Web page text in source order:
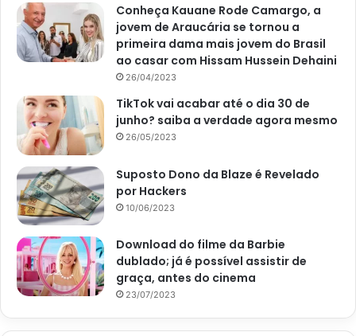
Conheça Kauane Rode Camargo, a
jovem de Araucária se tornou a
primeira dama mais jovem do Brasil
ao casar com Hissam Hussein Dehaini
26/04/2023
TikTok vai acabar até o dia 30 de
junho? saiba a verdade agora mesmo
26/05/2023
Suposto Dono da Blaze é Revelado
por Hackers
10/06/2023
Download do filme da Barbie
dublado; já é possível assistir de
graça, antes do cinema
23/07/2023